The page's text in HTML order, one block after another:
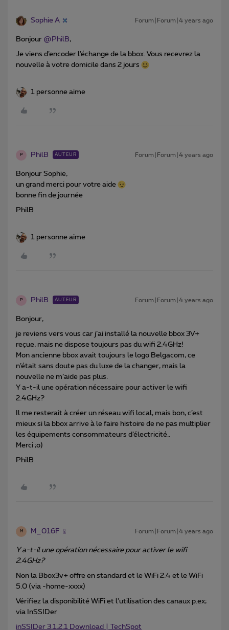
Sophie A Forum|Forum|4 years ago
Bonjour @PhilB,
Je viens d’encoder l’échange de la bbox. Vous recevrez la
nouvelle à votre domicile dans 2 jours
1 personne aime
P PhilB AUTEUR Forum|Forum|4 years ago
Bonjour Sophie,
un grand merci pour votre aide
bonne fin de journée
PhilB
1 personne aime
P PhilB AUTEUR Forum|Forum|4 years ago
Bonjour,
je reviens vers vous car j’ai installé la nouvelle bbox 3V+
reçue, mais ne dispose toujours pas du wifi 2.4GHz!
Mon ancienne bbox avait toujours le logo Belgacom, ce
n’était sans doute pas du luxe de la changer, mais la
nouvelle ne m’aide pas plus.
Y a-t-il une opération nécessaire pour activer le wifi
2.4GHz?
Il me resterait à créer un réseau wifi local, mais bon, c’est
mieux si la bbox arrive à le faire histoire de ne pas multiplier
les équipements consommateurs d’électricité..
Merci ;o)
PhilB
M M_016F Forum|Forum|4 years ago
Y a-t-il une opération nécessaire pour activer le wifi
2.4GHz?
Non la Bbox3v+ offre en standard et le WiFi 2.4 et le WiFi
5.0 (via -home-xxxx)
Vérifiez la disponibilité WiFi et l’utilisation des canaux p.ex;
via InSSIDer
inSSIDer 3.1.2.1 Download | TechSpot